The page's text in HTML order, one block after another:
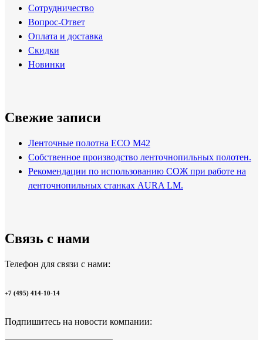
Сотрудничество
Вопрос-Ответ
Оплата и доставка
Скидки
Новинки
Свежие записи
Ленточные полотна ECO M42
Собственное производство ленточнопильных полотен.
Рекомендации по использованию СОЖ при работе на
ленточнопильных станках AURA LM.
Связь с нами
Телефон для связи с нами:
+7 (495) 414-10-14
Подпишитесь на новости компании: